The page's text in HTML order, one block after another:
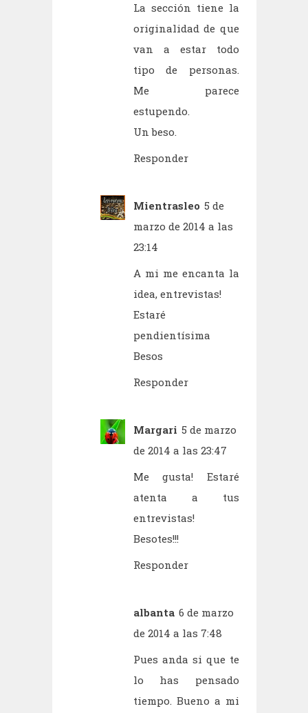
La sección tiene la
originalidad de que
van a estar todo
tipo de personas.
Me parece
estupendo.
Un beso.
Responder
Mientrasleo 5 de
marzo de 2014 a las
23:14
A mi me encanta la
idea, entrevistas!
Estaré
pendientísima
Besos
Responder
Margari 5 de marzo
de 2014 a las 23:47
Me gusta! Estaré
atenta a tus
entrevistas!
Besotes!!!
Responder
albanta 6 de marzo
de 2014 a las 7:48
Pues anda si que te
lo has pensado
tiempo. Bueno a mi